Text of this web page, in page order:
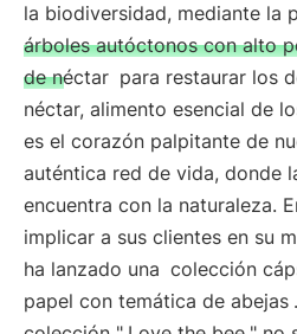
la biodiversidad, mediante la
árboles autóctonos con alto
de néctar para restaurar los
néctar, alimento esencial de
es el corazón palpitante de
auténtica red de vida, donde
encuentra con la naturaleza.
implicar a sus clientes en su
ha lanzado una colección
papel con temática de abejas